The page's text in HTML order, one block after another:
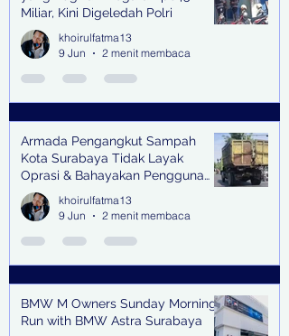
Miliar, Kini Digeledah Polri
khoirulfatma13
9 Jun
2 menit membaca
Armada Pengangkut Sampah
Kota Surabaya Tidak Layak
Oprasi & Bahayakan Pengguna
Jalan
khoirulfatma13
9 Jun
2 menit membaca
BMW M Owners Sunday Morning
Run with BMW Astra Surabaya